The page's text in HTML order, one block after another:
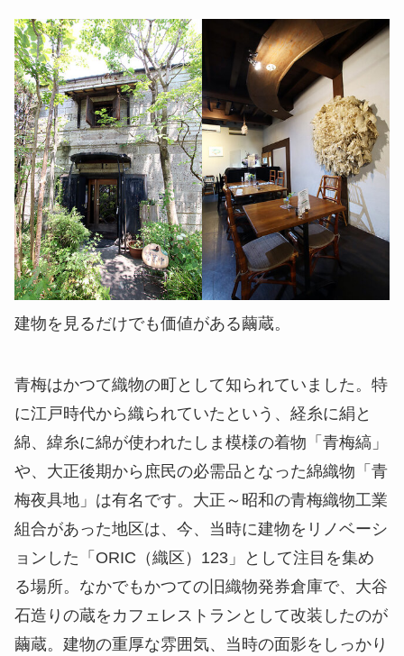
建物を見るだけでも価値がある繭蔵。
青梅はかつて織物の町として知られていました。特
に江戸時代から織られていたという、経糸に絹と
綿、緯糸に綿が使われたしま模様の着物「青梅縞」
や、大正後期から庶民の必需品となった綿織物「青
梅夜具地」は有名です。大正～昭和の青梅織物工業
組合があった地区は、今、当時に建物をリノベーシ
ョンした「ORIC（織区）123」として注目を集め
る場所。なかでもかつての旧織物発券倉庫で、大谷
石造りの蔵をカフェレストランとして改装したのが
繭蔵。建物の重厚な雰囲気、当時の面影をしっかり